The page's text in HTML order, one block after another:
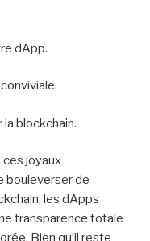
dApp.
blockchain.
ces joyaux
bouleverser de
les dApps
transparence totale
Bien qu’il reste